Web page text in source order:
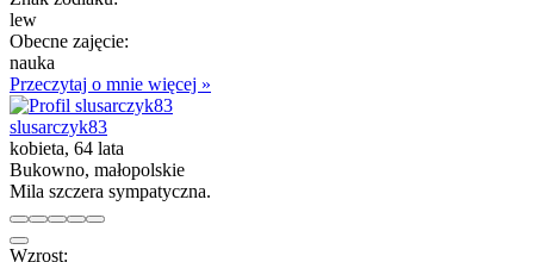
lew
Obecne zajęcie:
nauka
Przeczytaj o mnie więcej »
slusarczyk83
kobieta, 64 lata
Bukowno, małopolskie
Mila szczera sympatyczna.
Wzrost: